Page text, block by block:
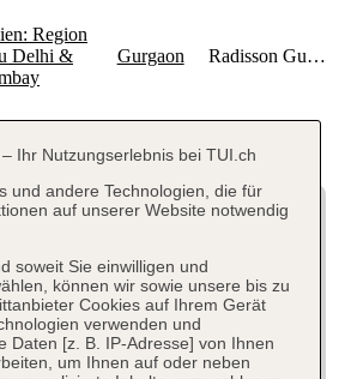
Ihr Nutzungserlebnis bei TUI.ch
und andere Technologien, die für
auf unserer Website notwendig
soweit Sie einwilligen und
können wir sowie unsere bis zu
Cookies auf Ihrem Gerät
verwenden und
Daten [z. B. IP-Adresse] von Ihnen
um Ihnen auf oder neben